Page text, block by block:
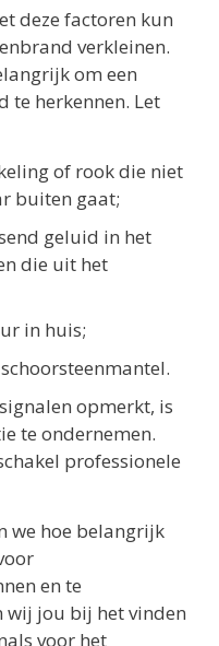
deze factoren kun
verkleinen.
om een
te herkennen. Let
of rook die niet
buiten gaat;
geluid in het
die uit het
in huis;
opmerkt, is
te ondernemen.
professionele
we hoe belangrijk
en te
wij jou bij het vinden
voor het